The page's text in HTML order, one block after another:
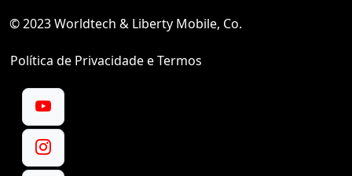
© 2023 Worldtech & Liberty Mobile, Co.
Política de Privacidade e Termos